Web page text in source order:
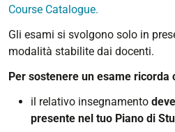
Course Catalogue.
Gli esami si svolgono solo in
modalità stabilite dai docenti.
Per sostenere un esame ricorda
il relativo insegnamento deve
presente nel tuo Piano di